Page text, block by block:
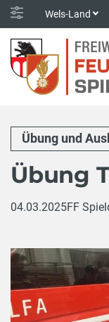
Wels-Land
Übung und
Übung
04.03.2025FF